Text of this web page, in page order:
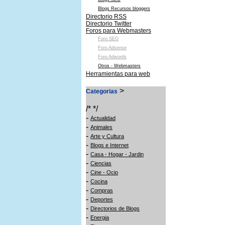
Blogs Recursos bloggers
Directorio RSS
Directorio Twitter
Foros para Webmasters
Foro SEO
Foro Adsense
Foro Adwords
Otros - Webmasters
Herramientas para web
Categorias >
/* */
- Actualidad
- Animales
- Arte y Cultura
- Blogs e Internet
- Casa - Hogar - Jardin
- Ciencias
- Cine - Ocio
- Cocina
- Compras
- Deportes
- Directorios de Blogs
- Energia